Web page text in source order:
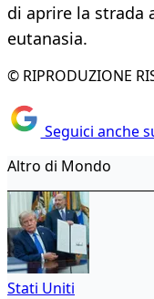
di aprire la strada
eutanasia.
© RIPRODUZIONE
Seguici anche
Altro di Mondo
Stati Uniti